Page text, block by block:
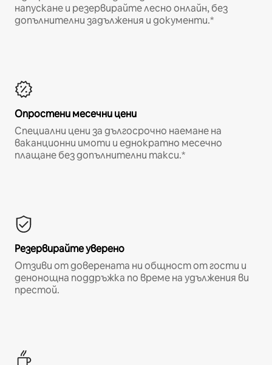
напускане и резервирайте лесно онлайн, без
допълнителни задължения и документи.*
Опростени месечни цени
Специални цени за дългосрочно наемане на
ваканционни имоти и еднократно месечно
плащане без допълнителни такси.*
Резервирайте уверено
Отзиви от доверената ни общност от гости и
денонощна поддръжка по време на удължения ви
престой.